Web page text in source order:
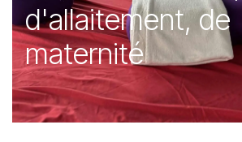
d'allaitement, de
maternité